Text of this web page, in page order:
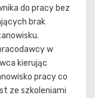
do pracy bez
brak
w
kierując
pracy co
ze szkoleniami